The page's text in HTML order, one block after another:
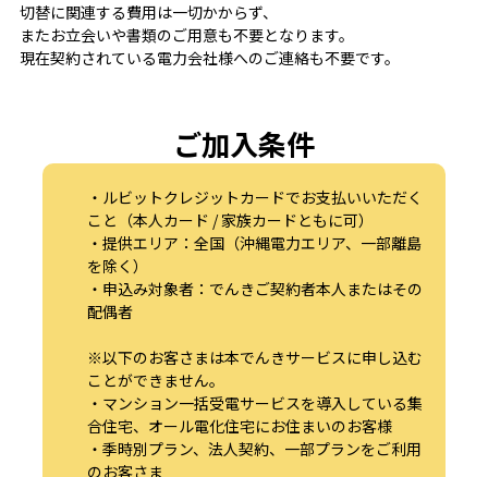
切替に関連する費用は一切かからず、
またお立会いや書類のご用意も不要となります。
現在契約されている電力会社様へのご連絡も不要です。
ご加入条件
・ルビットクレジットカードでお支払いいただく
こと（本人カード / 家族カードともに可）
・提供エリア：全国（沖縄電力エリア、一部離島
を除く）
・申込み対象者：でんきご契約者本人またはその
配偶者
※以下のお客さまは本でんきサービスに申し込む
ことができません。
・マンション一括受電サービスを導入している集
合住宅、オール電化住宅にお住まいのお客様
・季時別プラン、法人契約、一部プランをご利用
のお客さま